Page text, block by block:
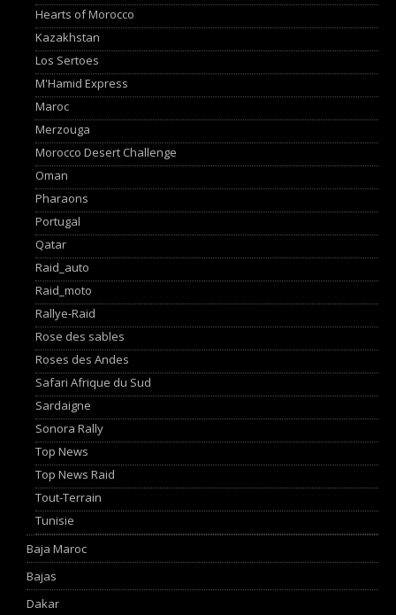
Hearts of Morocco
Kazakhstan
Los Sertoes
M'Hamid Express
Maroc
Merzouga
Morocco Desert Challenge
Oman
Pharaons
Portugal
Qatar
Raid_auto
Raid_moto
Rallye-Raid
Rose des sables
Roses des Andes
Safari Afrique du Sud
Sardaigne
Sonora Rally
Top News
Top News Raid
Tout-Terrain
Tunisie
Baja Maroc
Bajas
Dakar